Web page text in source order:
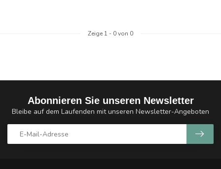
Zeige 1 - 0von 0
Abonnieren Sie unseren Newsletter
Bleibe auf dem Laufenden mit unseren Newsletter-Angeboten